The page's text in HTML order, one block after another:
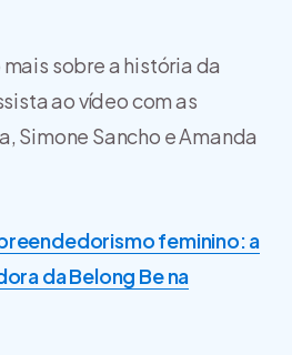
sobre a história da
ao vídeo com as
Simone Sancho e Amanda
feminino: a
da Belong Be na